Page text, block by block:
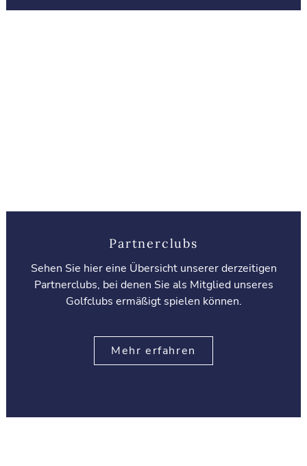
Partnerclubs
Sehen Sie hier eine Übersicht unserer derzeitigen
Partnerclubs, bei denen Sie als Mitglied unseres
Golfclubs ermäßigt spielen können.
Mehr erfahren